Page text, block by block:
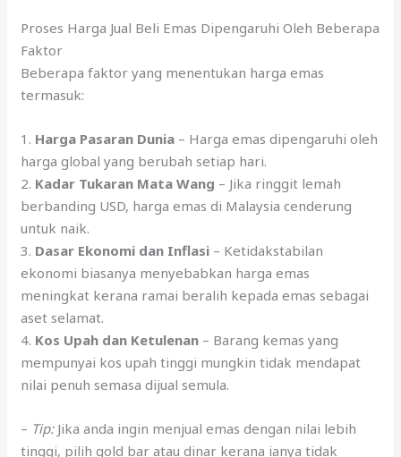
Proses Harga Jual Beli Emas Dipengaruhi Oleh Beberapa
Faktor
Beberapa faktor yang menentukan harga emas
termasuk:
1. Harga Pasaran Dunia – Harga emas dipengaruhi oleh
harga global yang berubah setiap hari.
2. Kadar Tukaran Mata Wang – Jika ringgit lemah
berbanding USD, harga emas di Malaysia cenderung
untuk naik.
3. Dasar Ekonomi dan Inflasi – Ketidakstabilan
ekonomi biasanya menyebabkan harga emas
meningkat kerana ramai beralih kepada emas sebagai
aset selamat.
4. Kos Upah dan Ketulenan – Barang kemas yang
mempunyai kos upah tinggi mungkin tidak mendapat
nilai penuh semasa dijual semula.
– Tip:Jika anda ingin menjual emas dengan nilai lebih
tinggi, pilih gold bar atau dinar kerana ianya tidak